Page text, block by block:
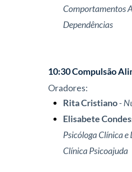
Comportamentos
Dependências
10:30CompulsãoA
Oradores:
Rita Cristiano-
Elisabete
PsicólogaClínica e
ClínicaPsicoajuda